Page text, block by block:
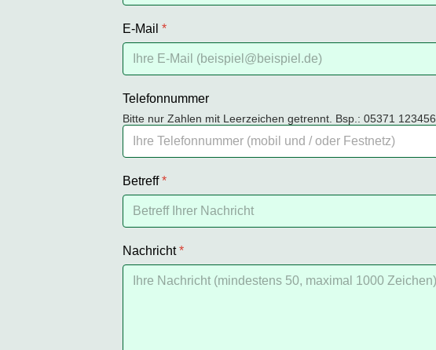
E-Mail *
Telefonnummer
Bitte nur Zahlen mit Leerzeichen getrennt. Bsp.: 05371 123456
Betreff*
Nachricht*